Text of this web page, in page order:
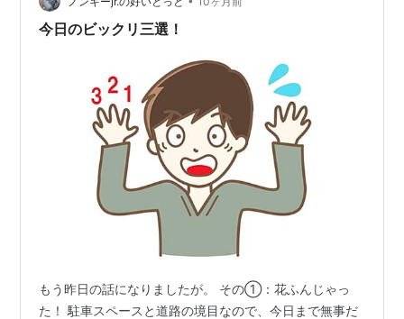
プレイをしないという選択は勿体ないかなと思います。
今日のビックリ三選！
もう昨日の話になりましたが。 その①：花ふんじゃっ
た！ 駐車スペースと道路の境目なので、今日まで無事だ